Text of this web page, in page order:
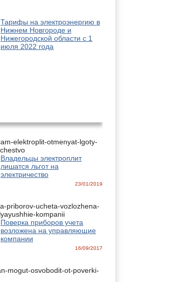
Тарифы на электроэнергию в
Нижнем Новгороде и
Нижегородской области с 1
июля 2022 года
Владельцы электроплит
лишатся льгот на
электричество
23/01/2019
Поверка приборов учета
возложена на управляющие
компании
16/09/2017